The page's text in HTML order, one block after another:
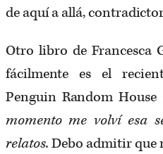
de aquí a allá,
Otro libro de Francesca
fácilmente es el
Penguin Random
momento me volví esa
relatos.Debo admitir que